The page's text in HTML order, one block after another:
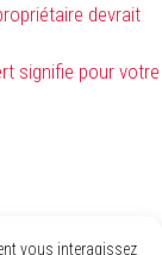
vous interagissez
devrait
signifie pour votre